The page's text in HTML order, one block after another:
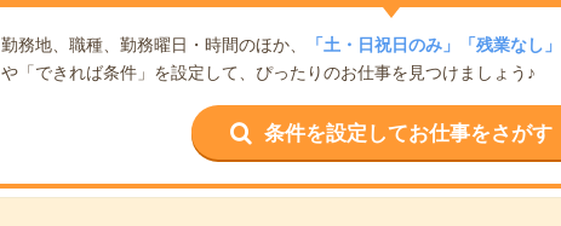
勤務地、職種、勤務曜日・時間のほか、 「土・日祝日のみ」「残業なし」
や「できれば条件」を設定して、ぴったりのお仕事を見つけましょう♪
条件を設定してお仕事をさがす